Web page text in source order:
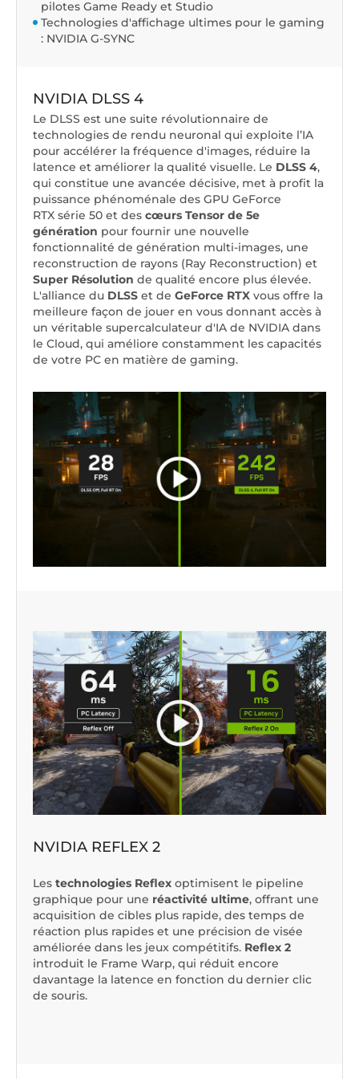
pilotes Game Ready et Studio
Technologies d'affichage ultimes pour le gaming
: NVIDIA G-SYNC
NVIDIA DLSS 4
Le DLSS est une suite révolutionnaire de
technologies de rendu neuronal qui exploite l’IA
pour accélérer la fréquence d'images, réduire la
latence et améliorer la qualité visuelle. ‌Le DLSS 4,
qui constitue une avancée décisive, met à profit la
puissance phénoménale des GPU GeForce
RTX série 50 et des cœurs Tensor de 5e
génération pour fournir une nouvelle
fonctionnalité de génération multi-images, une
reconstruction de rayons (Ray Reconstruction) et
Super Résolution de qualité encore plus élevée.
L'alliance du DLSS et de GeForce RTX vous offre la
meilleure façon de jouer en vous donnant accès à
un véritable supercalculateur d'IA de NVIDIA dans
le Cloud, qui améliore constamment les capacités
de votre PC en matière de gaming.
NVIDIA REFLEX 2
Les technologies Reflex optimisent le pipeline
graphique pour une réactivité ultime, offrant une
acquisition de cibles plus rapide, des temps de
réaction plus rapides et une précision de visée
améliorée dans les jeux compétitifs. Reflex 2
introduit le Frame Warp, qui réduit encore
davantage la latence en fonction du dernier clic
de souris.